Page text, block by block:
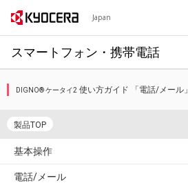
Japan
スマートフォン・携帯電話
DIGNO® ケータイ2 使い方ガイド 「電話/メール」
製品TOP
基本操作
電話/メール